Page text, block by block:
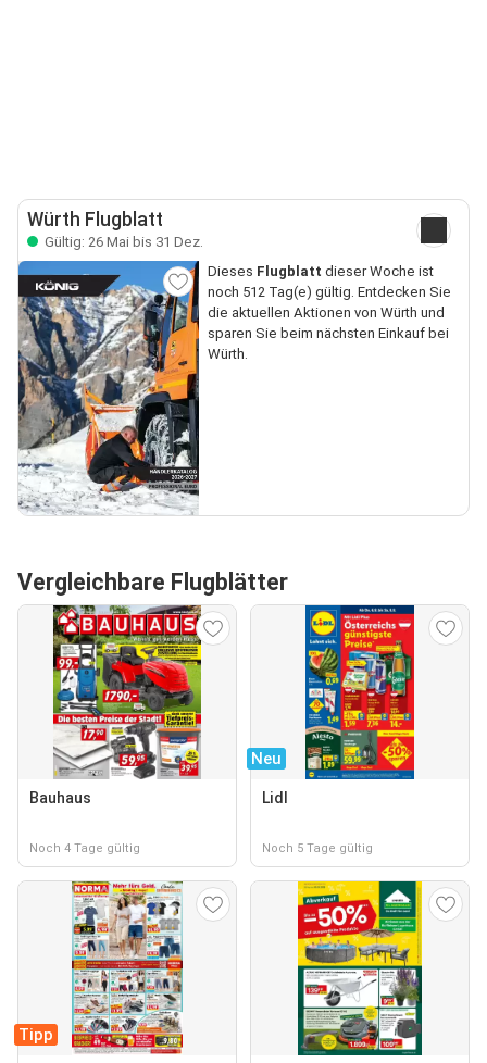
Würth Flugblatt
Gültig: 26 Mai bis 31 Dez.
Dieses Flugblatt dieser Woche ist
noch 512 Tag(e) gültig. Entdecken Sie
die aktuellen Aktionen von Würth und
sparen Sie beim nächsten Einkauf bei
Würth.
Vergleichbare Flugblätter
Bauhaus
Noch 4 Tage gültig
Neu
Lidl
Noch 5 Tage gültig
Tipp